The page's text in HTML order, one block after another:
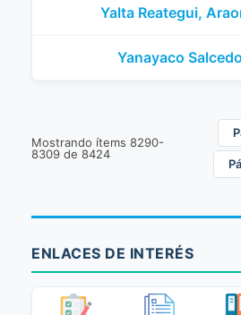
Yalta Reategui,
Yanayaco
Mostrando ítems 8290-
8309 de 8424
ENLACES DE INTERÉS